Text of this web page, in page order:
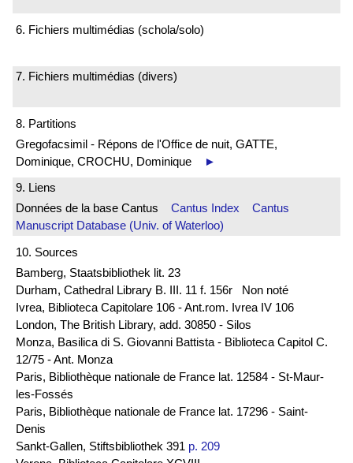
6. Fichiers multimédias (schola/solo)
7. Fichiers multimédias (divers)
8. Partitions
Gregofacsimil - Répons de l'Office de nuit, GATTE,
Dominique, CROCHU, Dominique
►
9. Liens
Données de la base Cantus Cantus Index
Cantus
Manuscript Database (Univ. of Waterloo)
10. Sources
Bamberg, Staatsbibliothek lit. 23
Durham, Cathedral Library B. III. 11 f. 156r Non noté
Ivrea, Biblioteca Capitolare 106 - Ant.rom. Ivrea IV 106
London, The British Library, add. 30850 - Silos
Monza, Basilica di S. Giovanni Battista - Biblioteca Capitol C.
12/75 - Ant. Monza
Paris, Bibliothèque nationale de France lat. 12584 - St-Maur-
les-Fossés
Paris, Bibliothèque nationale de France lat. 17296 - Saint-
Denis
Sankt-Gallen, Stiftsbibliothek 391 p. 209